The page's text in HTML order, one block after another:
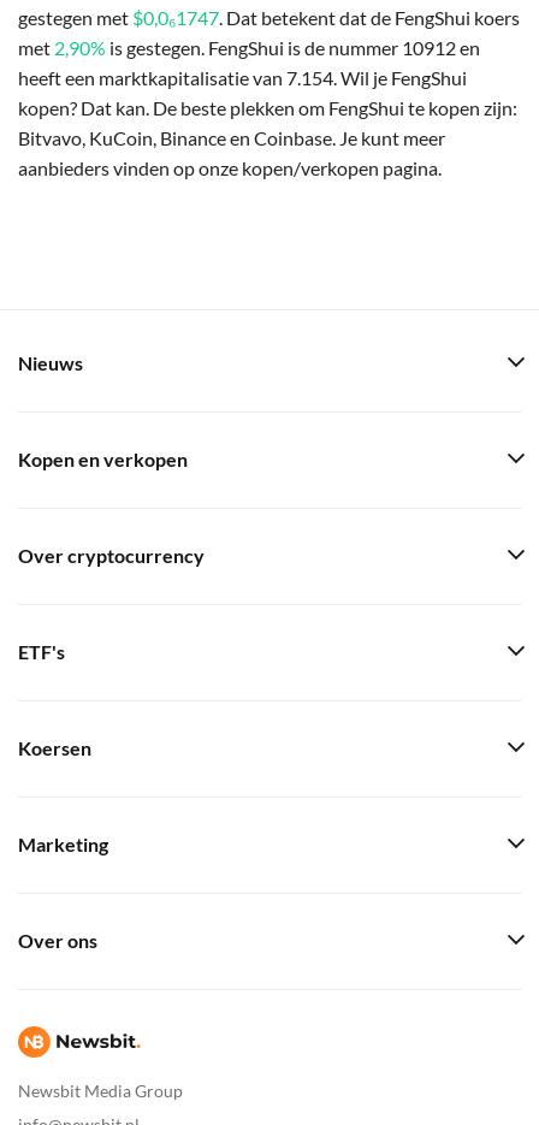
gestegen met $0,0₆1747. Dat betekent dat de FengShui koers
met 2,90% is gestegen. FengShui is de nummer 10912 en
heeft een marktkapitalisatie van 7.154. Wil je FengShui
kopen? Dat kan. De beste plekken om FengShui te kopen zijn:
Bitvavo, KuCoin, Binance en Coinbase. Je kunt meer
aanbieders vinden op onze kopen/verkopen pagina.
Newsbit Media Group
Nieuws
Kopen en verkopen
Over cryptocurrency
ETF's
Koersen
Marketing
Over ons